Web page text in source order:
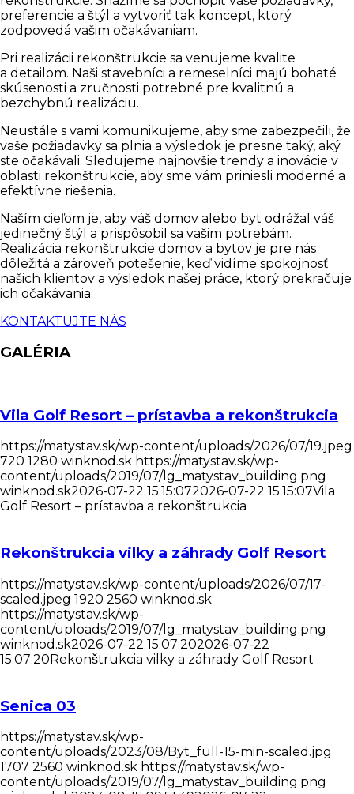
preferencie a štýl a vytvoriť tak koncept, ktorý
zodpovedá vašim očakávaniam.
Pri realizácii rekonštrukcie sa venujeme kvalite
a detailom. Naši stavebníci a remeselníci majú bohaté
skúsenosti a zručnosti potrebné pre kvalitnú a
bezchybnú realizáciu.
Neustále s vami komunikujeme, aby sme zabezpečili, že
vaše požiadavky sa plnia a výsledok je presne taký, aký
ste očakávali. Sledujeme najnovšie trendy a inovácie v
oblasti rekonštrukcie, aby sme vám priniesli moderné a
efektívne riešenia.
Naším cieľom je, aby váš domov alebo byt odrážal váš
jedinečný štýl a prispôsobil sa vašim potrebám.
Realizácia rekonštrukcie domov a bytov je pre nás
dôležitá a zároveň potešenie, keď vidíme spokojnosť
našich klientov a výsledok našej práce, ktorý prekračuje
ich očakávania.
KONTAKTUJTE NÁS
GALÉRIA
Vila Golf Resort – prístavba a rekonštrukcia
https://matystav.sk/wp-content/uploads/2026/07/19.jpeg
720 1280 winknod.sk https://matystav.sk/wp-
content/uploads/2019/07/lg_matystav_building.png
winknod.sk2026-07-22 15:15:072026-07-22 15:15:07Vila
Golf Resort – prístavba a rekonštrukcia
Rekonštrukcia vilky a záhrady Golf Resort
https://matystav.sk/wp-content/uploads/2026/07/17-
scaled.jpeg 1920 2560 winknod.sk
https://matystav.sk/wp-
content/uploads/2019/07/lg_matystav_building.png
winknod.sk2026-07-22 15:07:202026-07-22
15:07:20Rekonštrukcia vilky a záhrady Golf Resort
Senica 03
https://matystav.sk/wp-
content/uploads/2023/08/Byt_full-15-min-scaled.jpg
1707 2560 winknod.sk https://matystav.sk/wp-
content/uploads/2019/07/lg_matystav_building.png